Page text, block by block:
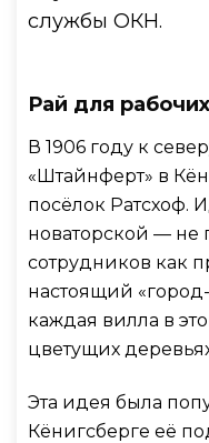
службы ОКН.
Рай для рабочих
В 1906 году к
«Штайнферт» в
посёлок Ратсхоф.
новаторской — не
сотрудников как
настоящий
каждая вилла в
цветущих
Эта идея была
Кёнигсберге её